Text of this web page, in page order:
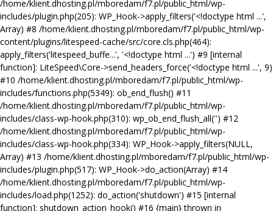
/home/klient.dhosting.pl/mboredam/f7.pl/public_html/wp-
includes/plugin.php(205): WP_Hook->apply_filters('<!doctype html ...',
Array) #8 /home/klient.dhosting.pl/mboredam/f7.pl/public_html/wp-
content/plugins/litespeed-cache/src/core.cls.php(464):
apply_filters('litespeed_buffe...', '<!doctype html ...') #9 [internal
function]: LiteSpeed\Core->send_headers_force('<!doctype html ...', 9)
#10 /home/klient.dhosting.pl/mboredam/f7.pl/public_html/wp-
includes/functions.php(5349): ob_end_flush() #11
/home/klient.dhosting.pl/mboredam/f7.pl/public_html/wp-
includes/class-wp-hook.php(310): wp_ob_end_flush_all('') #12
/home/klient.dhosting.pl/mboredam/f7.pl/public_html/wp-
includes/class-wp-hook.php(334): WP_Hook->apply_filters(NULL,
Array) #13 /home/klient.dhosting.pl/mboredam/f7.pl/public_html/wp-
includes/plugin.php(517): WP_Hook->do_action(Array) #14
/home/klient.dhosting.pl/mboredam/f7.pl/public_html/wp-
includes/load.php(1252): do_action('shutdown') #15 [internal
function]: shutdown_action_hook() #16 {main} thrown in